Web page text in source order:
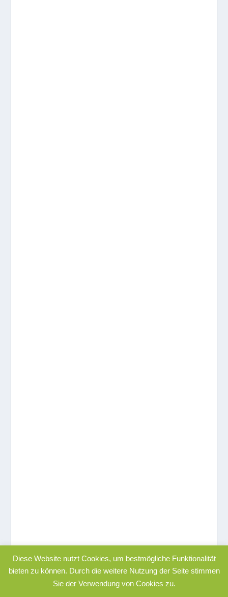
RediX |Impressum|Datenschutzerklärung
Diese Website nutzt Cookies, um bestmögliche Funktionalität
bieten zu können. Durch die weitere Nutzung der Seite stimmen
Sie der Verwendung von Cookies zu.